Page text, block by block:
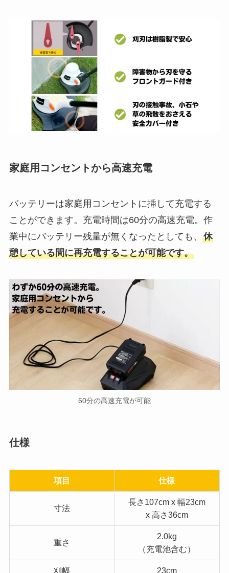
家庭用コンセントから高速充電
バッテリーは家庭用コンセントに挿して充電する
ことができます。充電時間は60分の高速充電。作
業中にバッテリー残量が無くなったとしても、 休
憩している間に再充電することが可能です。
60分の高速充電が可能
仕様
項目 仕様
寸法
長さ107cm x 幅23cm
x 高さ36cm
重さ
2.0kg
（充電池含む）
刈幅 23cm